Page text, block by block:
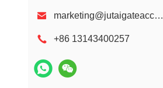
marketing@jutaigateaccess.com
+86 13143400257